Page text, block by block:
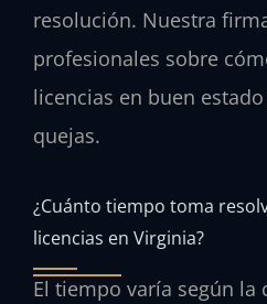
resolución. Nuestra
profesionales sobre
licencias en buen
quejas.
¿Cuánto tiempo toma
licencias en Virginia?
El tiempo varía según la